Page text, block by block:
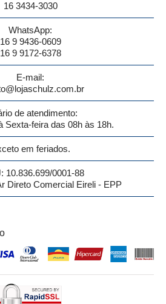
16 3434-3030
WhatsApp:
16 9 9436-0609
16 9 9172-6378
E-mail:
de atendimento:
Sexta-feira das 08h às 18h.
em feriados.
10.836.699/0001-88
Direto Comercial Eireli - EPP